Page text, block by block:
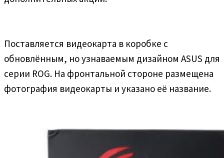
Поставляется видеокарта в коробке с
обновлённым, но узнаваемым дизайном ASUS для
серии ROG. На фронтальной стороне размещена
фотография видеокарты и указано её название.